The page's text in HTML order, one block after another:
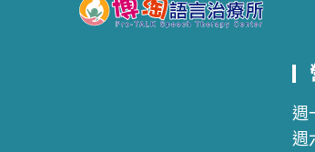
週
週